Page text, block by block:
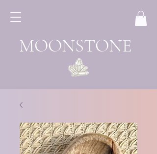
MOONSTONE